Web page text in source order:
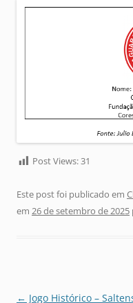
Post Views:31
Este post foi publicado em
em 26 de setembro de 2025
Navegação
← Jogo Histórico –